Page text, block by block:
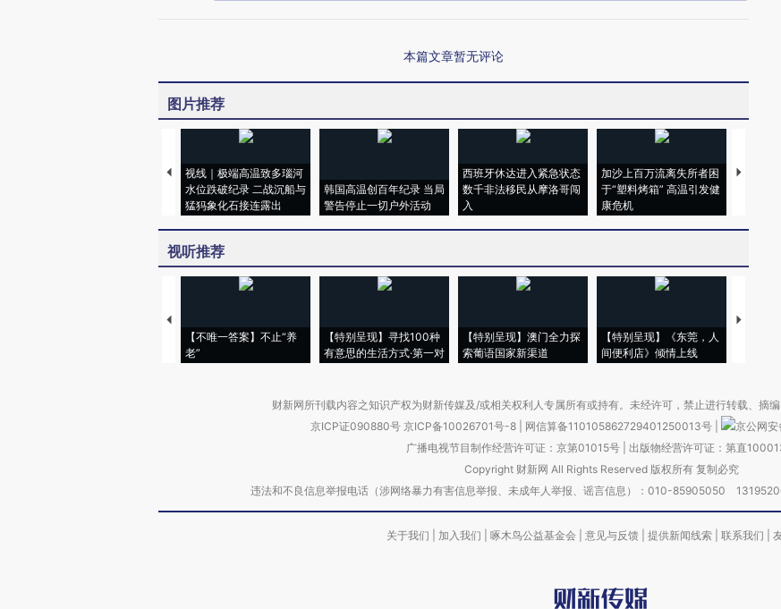
本篇文章暂无评论
图片推荐
视线｜极端高温致多瑙河
水位跌破纪录 二战沉船与
猛犸象化石接连露出
韩国高温创百年纪录 当局
警告停止一切户外活动
西班牙休达进入紧急状态
数千非法移民从摩洛哥闯
入
加沙上百万流离失所者困
于“塑料烤箱” 高温引发健
康危机
视线｜
视听推荐
【不唯一答案】不止“养
老”
【特别呈现】寻找100种
有意思的生活方式·第一对
【特别呈现】澳门全力探
索葡语国家新渠道
【特别呈现】《东莞，人
间便利店》倾情上线
【推广
财新网所刊载内容之知识产权为财新传媒及/或相关权利人专属所有或持有。未经许可，禁止进行转载、摘编
京ICP证090880号 京ICP备10026701号-8 网信算备110105862729401250013号
京公网
广播电视节目制作经营许可证：京第01015号| 出版物经营许可证：第直
Copyright 财新网 All Rights Reserved 版权所有 复制必究
违法和不良信息举报电话（涉网络暴力有害信息举报、未成年人举报、谣言信息）：010-85905050
关于我们 加入我们 啄木鸟公益基金会 意见与反馈 提供新闻线索 联系我们